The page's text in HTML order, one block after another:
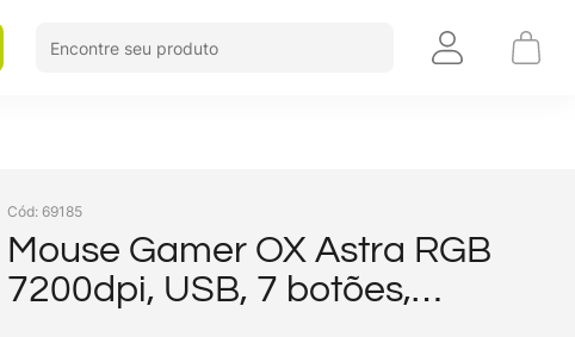
Encontre seu produto
Cód: 69185
Mouse Gamer OX Astra RGB
7200dpi, USB, 7 botões,